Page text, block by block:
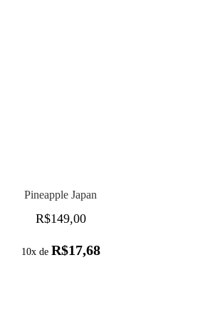
Pineapple Japan
R$149,00
10x de R$17,68